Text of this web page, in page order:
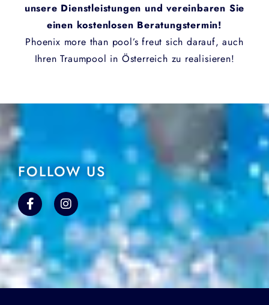
unsere Dienstleistungen und vereinbaren Sie
einen kostenlosen Beratungstermin!
Phoenix more than pool’s freut sich darauf, auch
Ihren Traumpool in Österreich zu realisieren!
FOLLOW US